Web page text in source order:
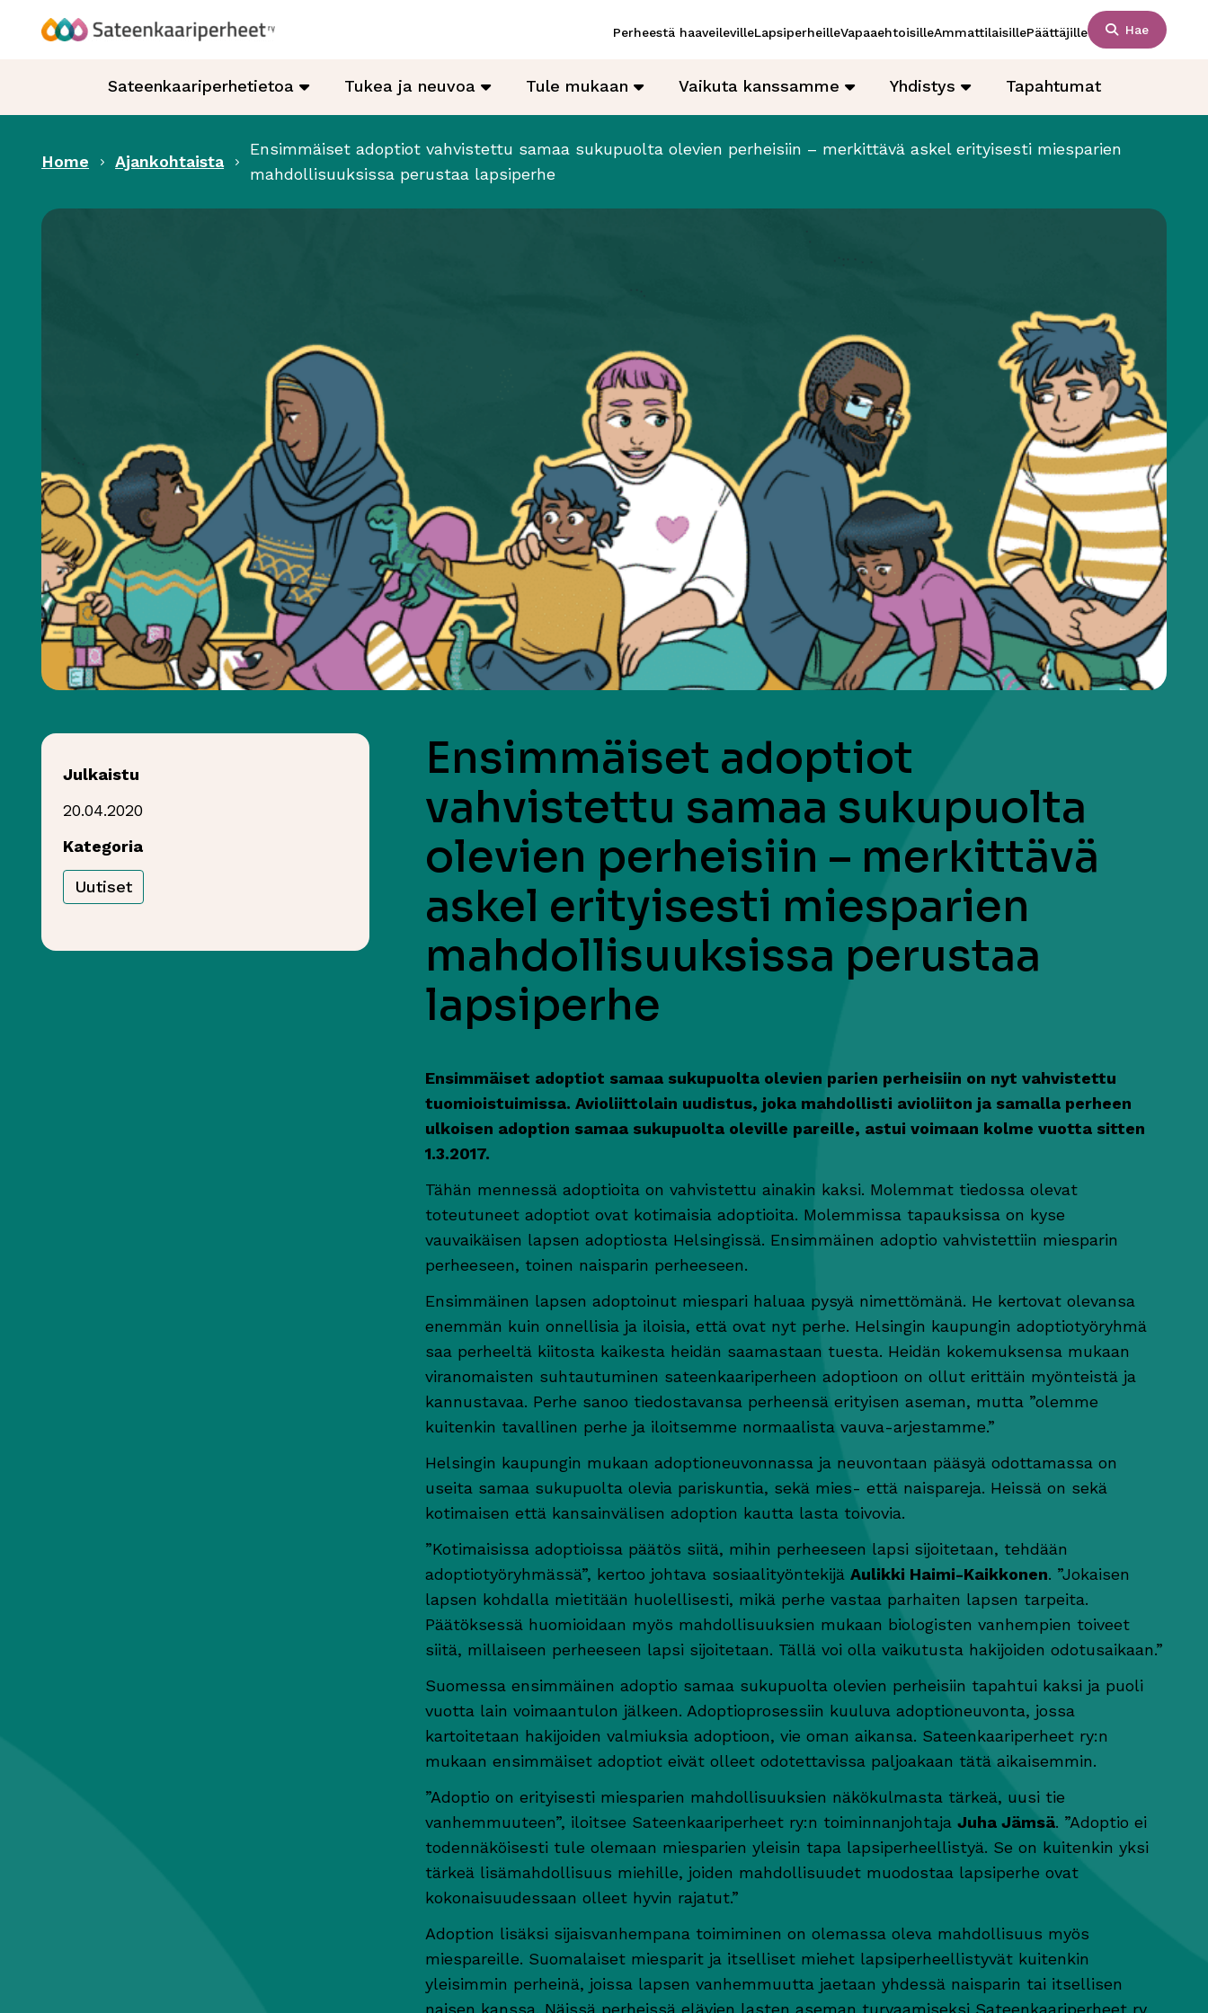
sisältöön
Perheestä haaveilevilleLapsiperheilleVapaaehtoisilleAmmattilaisillePäättäjille Hae
Sateenkaariperhetietoa Tukea ja neuvoa Tule mukaan Vaikuta kanssamme Yhdistys Tapahtumat
Home Ajankohtaista
Ensimmäiset adoptiot vahvistettu samaa sukupuolta olevien perheisiin – merkittävä askel erityisesti miesparien
mahdollisuuksissa perustaa lapsiperhe
Julkaistu
20.04.2020
Kategoria
Uutiset
Ensimmäiset adoptiot
vahvistettu samaa sukupuolta
olevien perheisiin – merkittävä
askel erityisesti miesparien
mahdollisuuksissa perustaa
lapsiperhe
Ensimmäiset adoptiot samaa sukupuolta olevien parien perheisiin on nyt vahvistettu
tuomioistuimissa. Avioliittolain uudistus, joka mahdollisti avioliiton ja samalla perheen
ulkoisen adoption samaa sukupuolta oleville pareille, astui voimaan kolme vuotta sitten
1.3.2017.
Tähän mennessä adoptioita on vahvistettu ainakin kaksi. Molemmat tiedossa olevat
toteutuneet adoptiot ovat kotimaisia adoptioita. Molemmissa tapauksissa on kyse
vauvaikäisen lapsen adoptiosta Helsingissä. Ensimmäinen adoptio vahvistettiin miesparin
perheeseen, toinen naisparin perheeseen.
Ensimmäinen lapsen adoptoinut miespari haluaa pysyä nimettömänä. He kertovat olevansa
enemmän kuin onnellisia ja iloisia, että ovat nyt perhe. Helsingin kaupungin adoptiotyöryhmä
saa perheeltä kiitosta kaikesta heidän saamastaan tuesta. Heidän kokemuksensa mukaan
viranomaisten suhtautuminen sateenkaariperheen adoptioon on ollut erittäin myönteistä ja
kannustavaa. Perhe sanoo tiedostavansa perheensä erityisen aseman, mutta ”olemme
kuitenkin tavallinen perhe ja iloitsemme normaalista vauva-arjestamme.”
Helsingin kaupungin mukaan adoptioneuvonnassa ja neuvontaan pääsyä odottamassa on
useita samaa sukupuolta olevia pariskuntia, sekä mies- että naispareja. Heissä on sekä
kotimaisen että kansainvälisen adoption kautta lasta toivovia.
”Kotimaisissa adoptioissa päätös siitä, mihin perheeseen lapsi sijoitetaan, tehdään
adoptiotyöryhmässä”, kertoo johtava sosiaalityöntekijäAulikki Haimi-Kaikkonen. ”Jokaisen
lapsen kohdalla mietitään huolellisesti, mikä perhe vastaa parhaiten lapsen tarpeita.
Päätöksessä huomioidaan myös mahdollisuuksien mukaan biologisten vanhempien toiveet
siitä, millaiseen perheeseen lapsi sijoitetaan. Tällä voi olla vaikutusta hakijoiden odotusaikaan.”
Suomessa ensimmäinen adoptio samaa sukupuolta olevien perheisiin tapahtui kaksi ja puoli
vuotta lain voimaantulon jälkeen. Adoptioprosessiin kuuluva adoptioneuvonta, jossa
kartoitetaan hakijoiden valmiuksia adoptioon, vie oman aikansa. Sateenkaariperheet ry:n
mukaan ensimmäiset adoptiot eivät olleet odotettavissa paljoakaan tätä aikaisemmin.
”Adoptio on erityisesti miesparien mahdollisuuksien näkökulmasta tärkeä, uusi tie
vanhemmuuteen”, iloitsee Sateenkaariperheet ry:n toiminnanjohtajaJuha Jämsä. ”Adoptio ei
todennäköisesti tule olemaan miesparien yleisin tapa lapsiperheellistyä. Se on kuitenkin yksi
tärkeä lisämahdollisuus miehille, joiden mahdollisuudet muodostaa lapsiperhe ovat
kokonaisuudessaan olleet hyvin rajatut.”
Adoption lisäksi sijaisvanhempana toimiminen on olemassa oleva mahdollisuus myös
miespareille. Suomalaiset miesparit ja itselliset miehet lapsiperheellistyvät kuitenkin
yleisimmin perheinä, joissa lapsen vanhemmuutta jaetaan yhdessä naisparin tai itsellisen